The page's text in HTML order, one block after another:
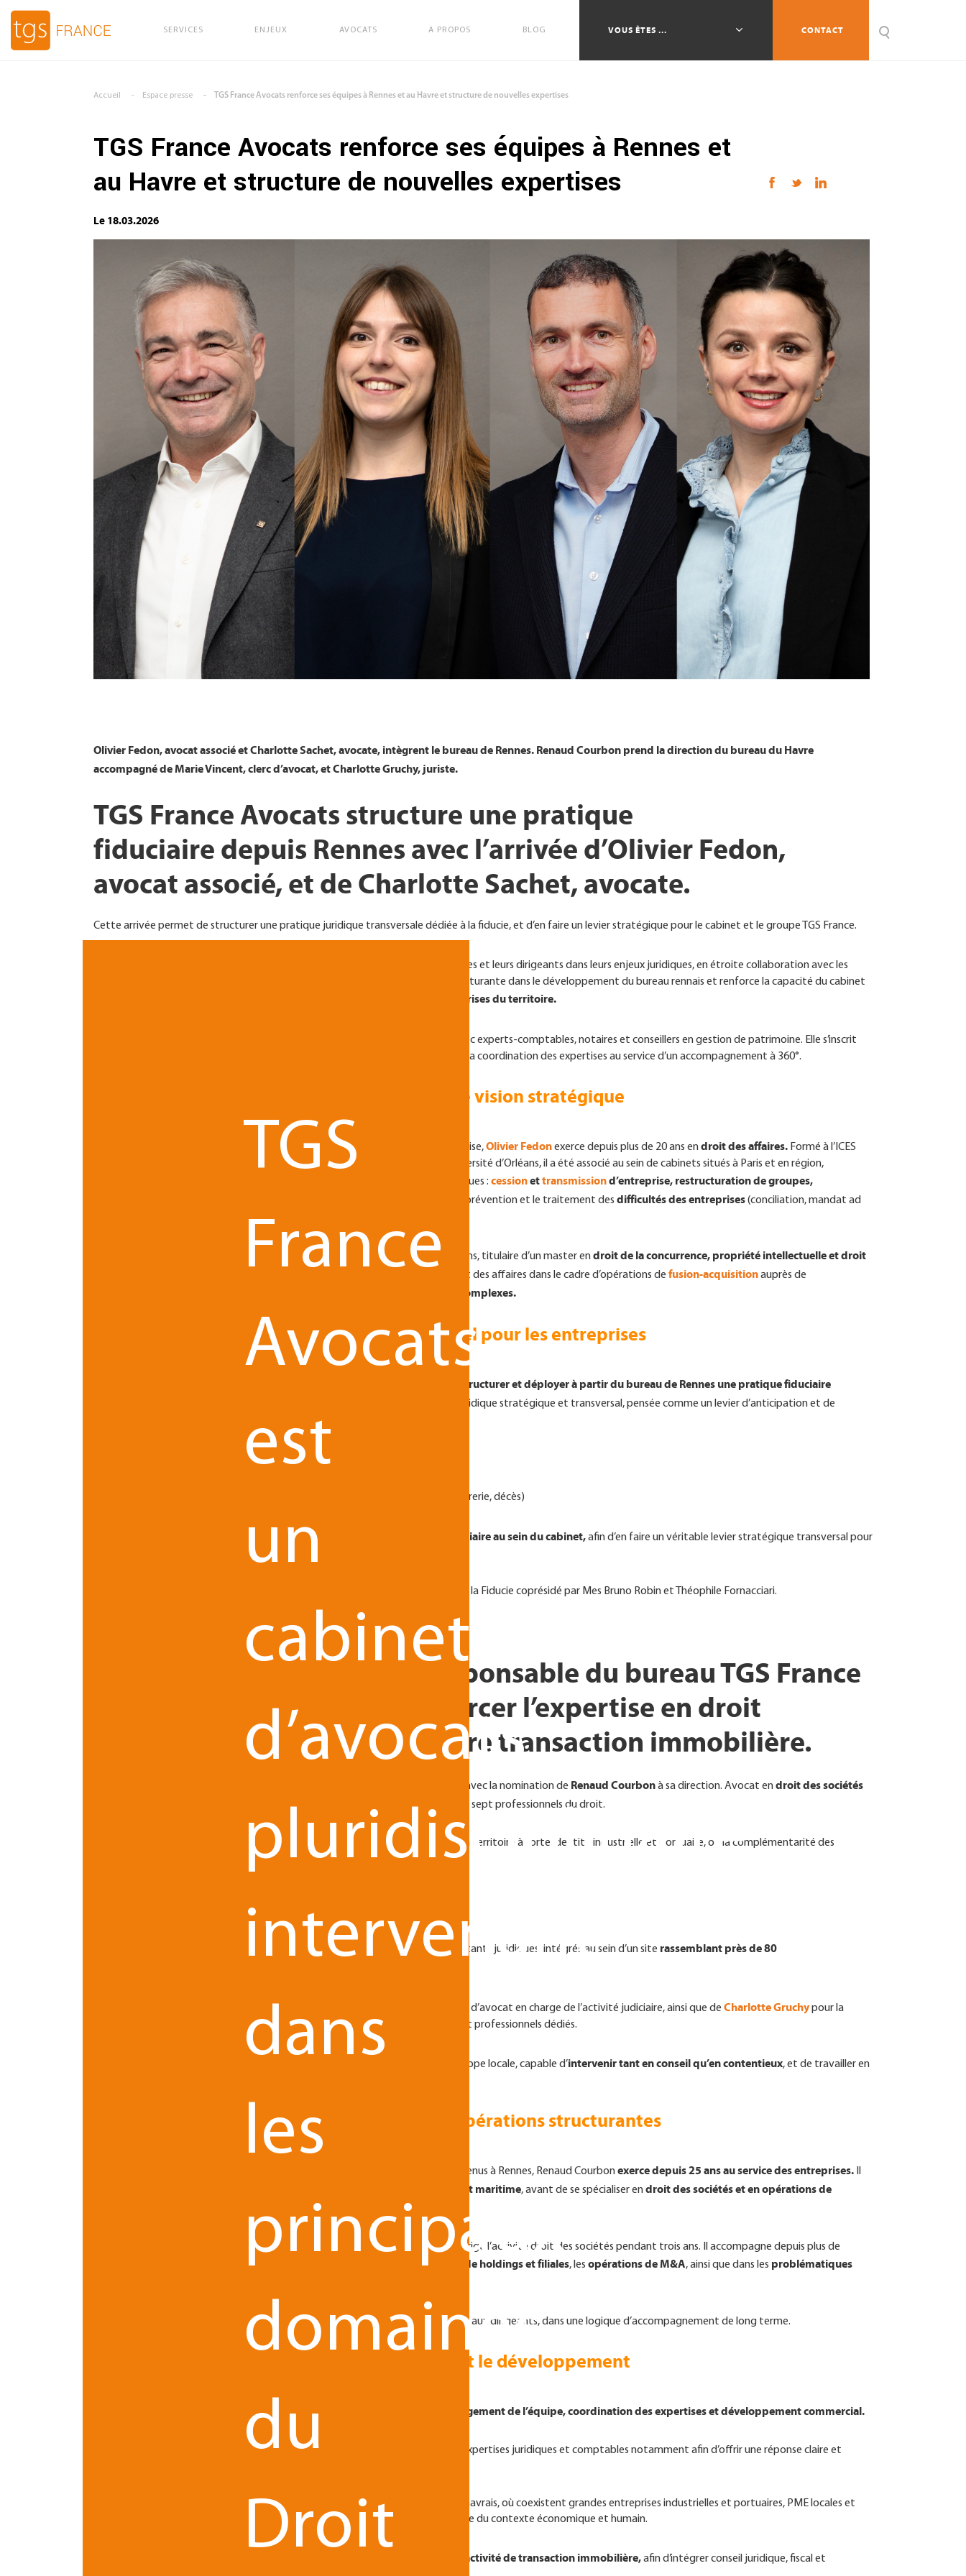
SERVICES ENJEUX AVOCATS A PROPOS BLOG VOUS ÊTES ... CONTACT
Accueil Espace presse TGS France Avocats renforce ses équipes à Rennes et au Havre et structure de nouvelles expertises
TGS France Avocats renforce ses équipes à Rennes et
au Havre et structure de nouvelles expertises
Le 18.03.2026
Olivier Fedon, avocat associé et Charlotte Sachet, avocate, intègrent le bureau de Rennes. Renaud Courbon prend la direction du bureau du Havre
accompagné de Marie Vincent, clerc d’avocat, et Charlotte Gruchy, juriste.
TGS France Avocats structure une pratique
fiduciaire depuis Rennes avec l’arrivée d’Olivier Fedon,
avocat associé, et de Charlotte Sachet, avocate.
Cette arrivée permet de structurer une pratique juridique transversale dédiée à la fiducie, et d’en faire un levier stratégique pour le cabinet et le groupe TGS France.
, le bureau accompagne les entreprises et leurs dirigeants dans leurs enjeux juridiques, en étroite collaboration avec les
autres métiers du groupe TGS France. Cette dynamique marque une étape structurante dans le développement du bureau rennais et renforce la capacité du cabinet
accompagnement global, innovant et sécurisé pour les entreprises du territoire.
implique une collaboration étroite avec experts-comptables, notaires et conseillers en gestion de patrimoine. Elle s’inscrit
pleinement dans le modèle pluridisciplinaire de TGS France Avocats, qui favorise la coordination des expertises au service d’un accompagnement à 360°.
Deux parcours expérimentés au service d’une vision stratégique
Avocat depuis 2004, après une première expérience en tant que juriste d’entreprise,Olivier Fedonexerce depuis plus de 20 ans endroit des affaires. Formé à l’ICES
puis en droit des affaires à l’Université de Rennes et en droit de la fiducie à l’Université d’Orléans, il a été associé au sein de cabinets situés à Paris et en région,
accompagnant des grands groupes, PME ou TPE dans leurs opérations stratégiques : cessionettransmissiond’entreprise, restructuration de groupes,
ou encore la prévention et le traitement des difficultés des entreprises(conciliation, mandat ad
, avocate diplômée de la faculté de droit de Rennes et d’Orléans, titulaire d’un master endroit de la concurrence, propriété intellectuelle et droit
, exerce depuis près de dix ans. Elle intervient principalement en droit des affaires dans le cadre d’opérations de fusion-acquisitionauprès de
rédaction de contrats commerciaux complexes.
La fiducie : un outil transversal à fort potentiel pour les entreprises
structurer et déployer à partir du bureau de Rennes une pratique fiduciaire
La fiducie constitue un outil juridique stratégique et transversal, pensée comme un levier d’anticipation et de
sécurisation pour les dirigeants. La fiducie constitue notamment :
obtention ou de sécurisation de financements
(maladie du dirigeant, tensions de trésorerie, décès)
Au-delà du traitement des dossiers, l’objectif est de diffuser cette culture fiduciaire au sein du cabinet,afin d’en faire un véritable levier stratégique transversal pour
Olivier Fedon et Charlotte Sachet sont tous deux membres de l’Observatoire de la Fiducie coprésidé par Mes Bruno Robin et Théophile Fornacciari.
Renaud Courbon, nommé responsable du bureau TGS France
Avocats du Havre, vient renforcer l’expertise en droit
des sociétés et structurer l’offre transaction immobilière.
connaît également une nouvelle étape de développement avec la nomination de Renaud Courbonà sa direction. Avocat endroit des sociétés
, il prend la tête d’une équipe désormais composée de sept professionnels du droit.
Cette nomination s’inscrit dans la stratégie de développement du cabinet sur un territoire à forte identité industrielle et portuaire, où la complémentarité des
expertises constitue un levier clé d’accompagnement des entreprises.
Avant son arrivée, le bureau du Havre comptait déjà deux avocats et deux assistants juridiques, intégrés au sein d’un site rassemblant près de ​​80
Renaud Courbon , clerc d’avocat en charge de l’activité judiciaire, ainsi que de Charlotte Gruchypour la
partie droit des sociétés, l’équipe juridique se structure désormais autour de sept professionnels dédiés.
Cette montée en puissance confère au bureau havrais une véritable force de frappe locale, capable d’intervenir tant en conseil qu’en contentieux, et de travailler en
25 ans d’expérience en droit des sociétés et opérations structurantes
Diplômé d’une maîtrise en droit des affaires et d’une maîtrise en droit social obtenus à Rennes, Renaud Courbonexerce depuis 25 ans au service des entreprises.
droit maritime, avant de se spécialiser endroit des sociétés et en opérations de
Associé de 2012 à 2023, il rejoint ensuite Forvis Mazars Avocats au Havre, où il dirige l’activité droit des sociétés pendant trois ans. Il accompagne depuis plus de
quinze ans certains de ses clients dans la
mise en place de holdings et filiales, les opérations de M&A, ainsi que dans les problématiques
Son approche conjugue rigueur juridique, vision stratégique et attention portée aux dirigeants, dans une logique d’accompagnement de long terme.
Une direction tournée vers la transversalité et le développement
En prenant la direction du bureau, Renaud Courbon assume un rôle élargi : management de l’équipe, coordination des expertises et développement commercial.
En rejoignant TGS France Avocats, il entend renforcer la coordination entre les expertises juridiques et comptables notamment afin d’offrir une réponse claire et
Cette transversalité est particulièrement adaptée aux spécificités du territoire havrais, où coexistent grandes entreprises industrielles et portuaires, PME locales et
structures implantées en zone rurale. Chaque opération nécessite une lecture fine du contexte économique et humain.
le lancement, au printemps 2026, d’une activité de transaction immobilière,afin d’intégrer conseil juridique, fiscal et
TGS
France
Avocats
est
un
cabinet
d’avocats
pluridisciplinaire
intervenant
dans
les
principaux
domaines
du
Droit